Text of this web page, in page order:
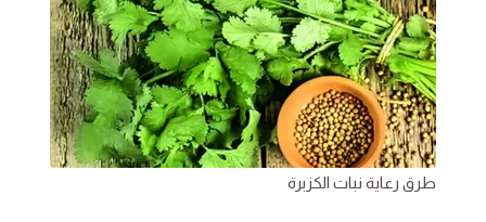
طرق رعاية نبات الكزبرة